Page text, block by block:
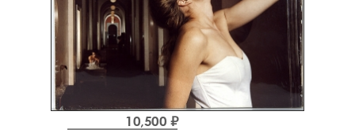
10,500 ₽